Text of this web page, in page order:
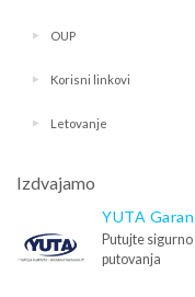
OUP
Korisni linkovi
Letovanje
Izdvajamo
YUTA
Putujte
putovanja